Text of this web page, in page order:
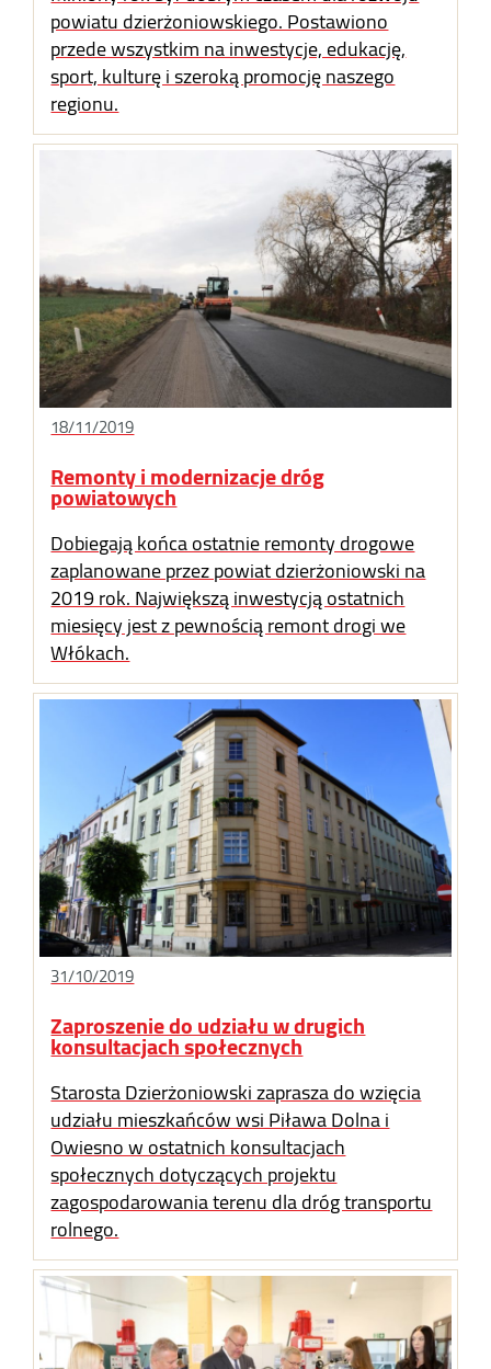
powiatu dzierżoniowskiego. Postawiono
przede wszystkim na inwestycje, edukację,
sport, kulturę i szeroką promocję naszego
regionu.
18/11/2019
Remonty i modernizacje dróg
powiatowych
Dobiegają końca ostatnie remonty drogowe
zaplanowane przez powiat dzierżoniowski na
2019 rok. Największą inwestycją ostatnich
miesięcy jest z pewnością remont drogi we
Włókach.
31/10/2019
Zaproszenie do udziału w drugich
konsultacjach społecznych
Starosta Dzierżoniowski zaprasza do wzięcia
udziału mieszkańców wsi Piława Dolna i
Owiesno w ostatnich konsultacjach
społecznych dotyczących projektu
zagospodarowania terenu dla dróg transportu
rolnego.